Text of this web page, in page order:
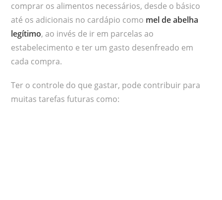
comprar os alimentos necessários, desde o básico
até os adicionais no cardápio como mel de abelha
legítimo, ao invés de ir em parcelas ao
estabelecimento e ter um gasto desenfreado em
cada compra.
Ter o controle do que gastar, pode contribuir para
muitas tarefas futuras como: